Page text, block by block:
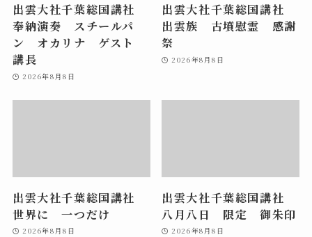
出雲大社千葉総国講社
奉納演奏 スチールパ
ン オカリナ ゲスト
講長
2026年8月8日
出雲大社千葉総国講社
出雲族 古墳慰霊 感謝
祭
2026年8月8日
出雲大社千葉総国講社
世界に 一つだけ
2026年8月8日
出雲大社千葉総国講社
八月八日 限定 御朱印
2026年8月8日